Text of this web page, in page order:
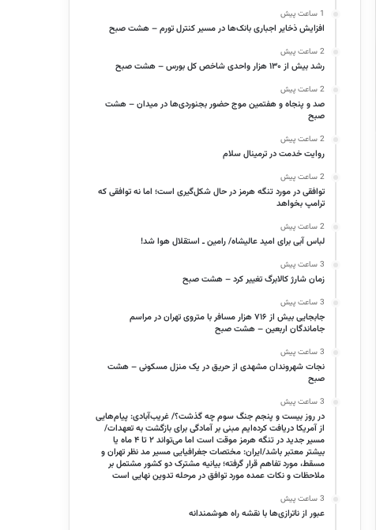
1 ساعت پیش
افزایش ذخایر اجباری بانک‌ها در مسیر کنترل تورم – هشت صبح
2 ساعت پیش
رشد بیش از ۱۳۰ هزار واحدی شاخص کل بورس – هشت صبح
2 ساعت پیش
صد و پنجاه و هفتمین موج حضور بجنوردی‌ها در میدان – هشت
صبح
2 ساعت پیش
روایت خدمت در ترمینال سلام
2 ساعت پیش
توافقی در مورد تنگه هرمز در حال شکل‌گیری است؛ اما نه توافقی که
ترامپ بخواهد
2 ساعت پیش
لباس آبی برای امید عالیشاه/ رامین ـ استقلال هوا شد!
3 ساعت پیش
زمان شارژ کالابرگ تغییر کرد – هشت صبح
3 ساعت پیش
جابجایی بیش از ۷۱۶ هزار مسافر با متروی تهران در مراسم
جاماندگان اربعین – هشت صبح
3 ساعت پیش
نجات شهروندان مشهدی از حریق در یک منزل مسکونی – هشت
صبح
3 ساعت پیش
در روز بیست و پنجم جنگ سوم چه گذشت؟/ غریب‌آبادی: پیام‌هایی
از آمریکا دریافت کرده‌ایم مبنی بر آمادگی برای بازگشت به تعهدات/
مسیر جدید در تنگه هرمز موقت است اما می‌تواند ۲ تا ۴ ماه یا
بیشتر معتبر باشد/ایران: مختصات جغرافیایی مسیر مد نظر تهران و
مسقط، مورد تفاهم قرار گرفته؛ بیانیه مشترک دو کشور مشتمل بر
ملاحظات و نکات عمده مورد توافق در مرحله تدوین نهایی است
3 ساعت پیش
عبور از ناترازی‌ها با نقشه راه هوشمندانه